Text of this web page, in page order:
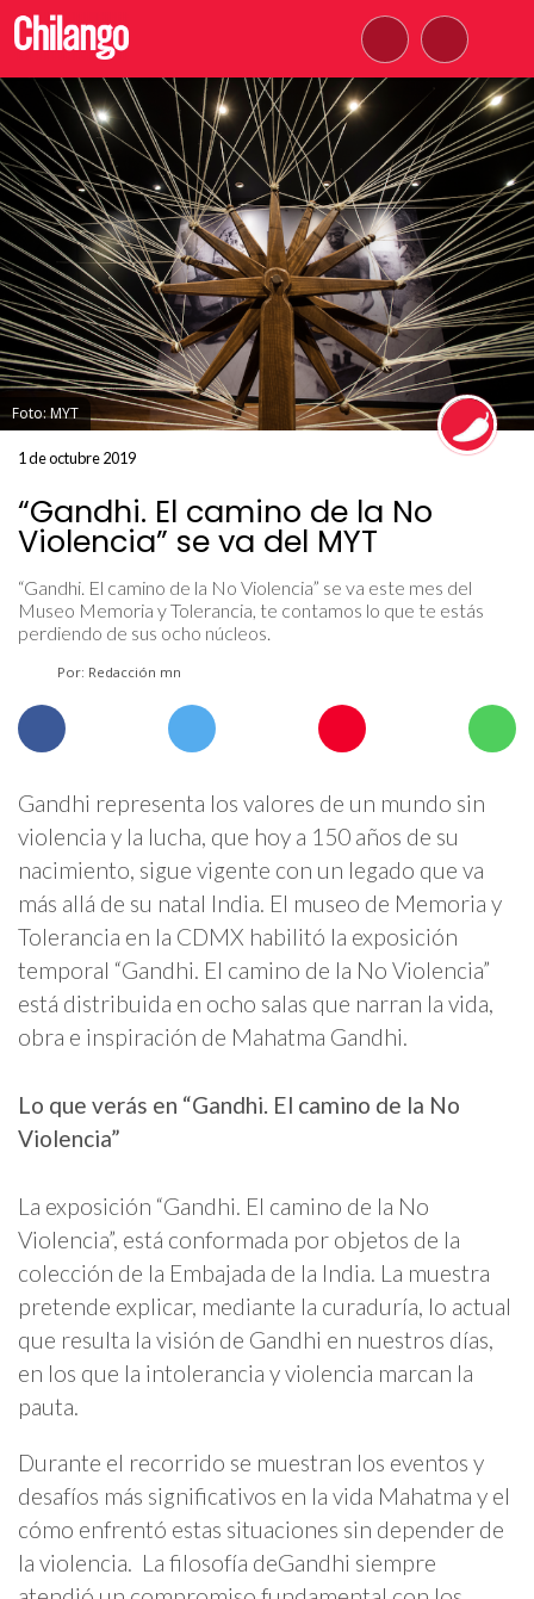
Foto: MYT
1 de octubre 2019
“Gandhi. El camino de la No
Violencia” se va del MYT
“Gandhi. El camino de la No Violencia” se va este mes del
Museo Memoria y Tolerancia, te contamos lo que te estás
perdiendo de sus ocho núcleos.
Por: Redacción mn
Gandhi representa los valores de un mundo sin
violencia y la lucha, que hoy a 150 años de su
nacimiento, sigue vigente con un legado que va
más allá de su natal India. El museo de Memoria y
Tolerancia en la CDMX habilitó la exposición
temporal “Gandhi. El camino de la No Violencia”
está distribuida en ocho salas que narran la vida,
obra e inspiración de Mahatma Gandhi.
Lo que verás en “Gandhi. El camino de la No
Violencia”
La exposición “Gandhi. El camino de la No
Violencia”, está conformada por objetos de la
colección de la Embajada de la India. La muestra
pretende explicar, mediante la curaduría, lo actual
que resulta la visión de Gandhi en nuestros días,
en los que la intolerancia y violencia marcan la
pauta.
Durante el recorrido se muestran los eventos y
desafíos más significativos en la vida Mahatma y el
cómo enfrentó estas situaciones sin depender de
la violencia. La filosofía deGandhi siempre